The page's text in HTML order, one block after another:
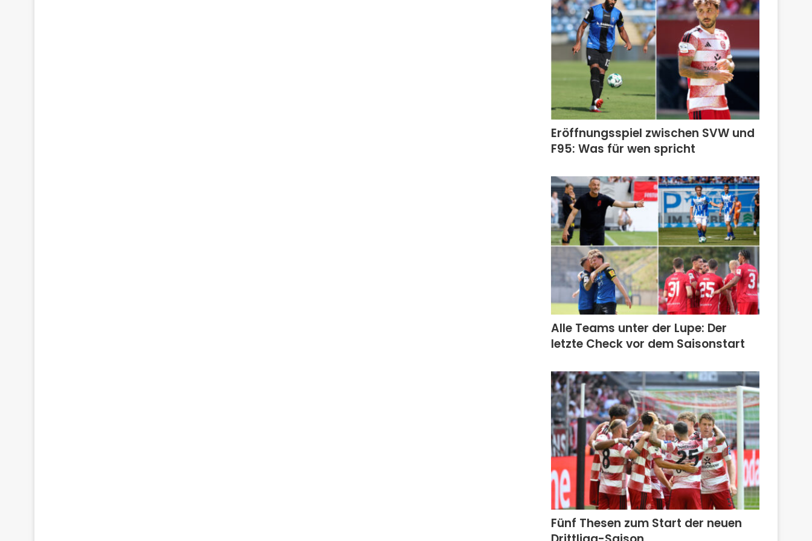
Eröffnungsspiel zwischen SVW und
F95: Was für wen spricht
Alle Teams unter der Lupe: Der
letzte Check vor dem Saisonstart
Fünf Thesen zum Start der neuen